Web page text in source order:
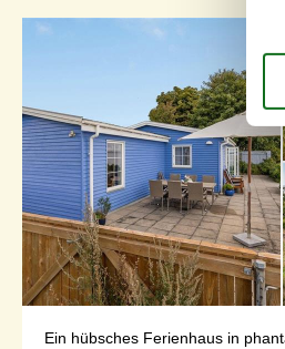
Ein hübsches Ferienhaus in